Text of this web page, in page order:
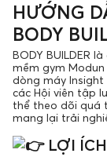
HƯỚNG
BODY
BODY BUILDER
mềm gym
dòng máy
các Hội viên tập
thể theo dõi quá
mang lại trải
LỢI ÍCH